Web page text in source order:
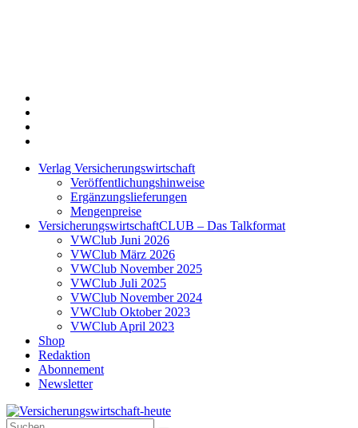
Verlag Versicherungswirtschaft
Veröffentlichungshinweise
Ergänzungslieferungen
Mengenpreise
VersicherungswirtschaftCLUB – Das Talkformat
VWClub Juni 2026
VWClub März 2026
VWClub November 2025
VWClub Juli 2025
VWClub November 2024
VWClub Oktober 2023
VWClub April 2023
Shop
Redaktion
Abonnement
Newsletter
Suche